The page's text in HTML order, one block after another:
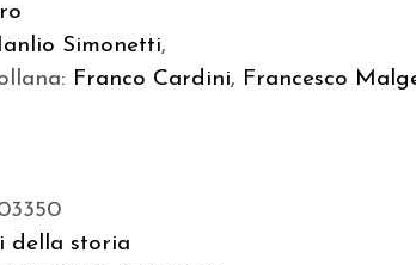
Simonetti,
Franco Cardini, Francesco
della storia